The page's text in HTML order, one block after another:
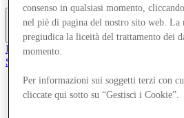
Altro
Il Club
Salvata
Negozi
consenso in qualsiasi momento,
nel piè di pagina del nostro sito web. La
pregiudica la liceità del trattamento dei
momento.
Per informazioni sui soggetti terzi con
cliccate qui sotto su “Gestisci i Cookie”.